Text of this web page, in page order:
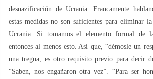
desnazificación de Ucrania. Francamente
estas medidas no son suficientes para eliminar la
Ucrania. Si tomamos el elemento formal de
entonces al menos esto. Así que, “démosle un
una tregua, es otro requisito previo para decir
“Saben, nos engañaron otra vez”. “Para ser